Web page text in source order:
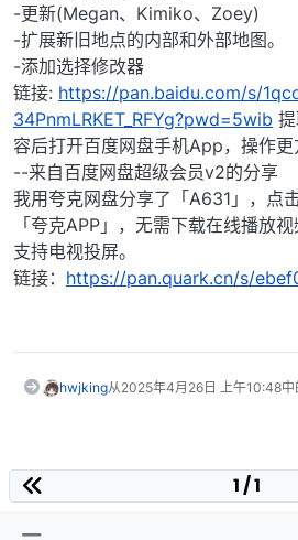
-更新(Megan、Kimiko、Zoey)
-扩展新旧地点的内部和外部地图。
-添加选择修改器
链接: https://pan.baidu.com/s/
34PnmLRKET_RFYg?pwd=5wib
容后打开百度网盘手机App，操作更
--来自百度网盘超级会员v2的分享
我用夸克网盘分享了「A631」，点
「夸克APP」，无需下载在线播放
支持电视投屏。
链接： https://pan.quark.cn/s/
hwjking从2025年4月26日 上午10:48中
1 / 1